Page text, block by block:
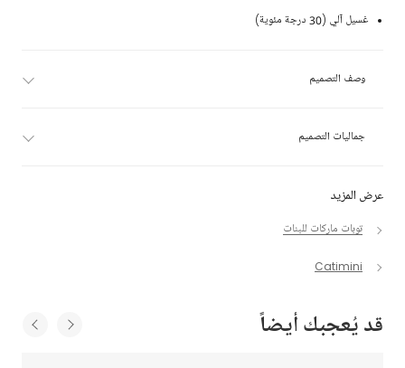
عرض المزيد
توبات ماركات للبنات
Catimini
غسيل آلي (30 درجة مئوية)
وصف التصميم
جماليات التصميم
قد يُعجبك أيضاً